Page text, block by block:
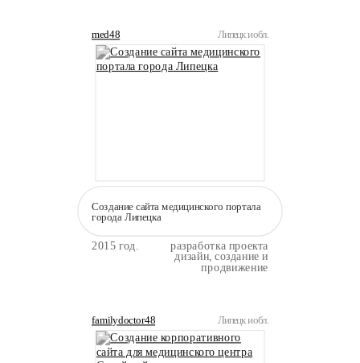
med48 Липецк и обл.
Создание сайта медицинского портала
города Липецка
2015 год. разработка проекта
дизайн, создание и
продвижение
familydoctor48 Липецк и обл.